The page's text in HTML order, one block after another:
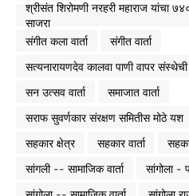
श्रीसंत शिरोमणी नरहरी महाराज यांचा
साजरा
संगीत कला वार्ता
संगीत वार्ता
सत्यनारायणदेव कालवा पाणी वापर
सन उत्सव वार्ता
समाजात वार्ता
सराफ सुवर्णकार संरक्षण समितीस मोठे यश
सहकार क्षेत्र
सहकार वार्ता
सांगली -- सामाजिक वार्ता
सांगोला -